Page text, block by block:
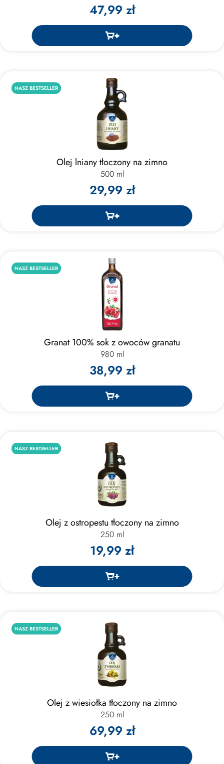
47,99 zł
NASZ BESTSELLER
Olej lniany tłoczony na zimno
500 ml
29,99 zł
NASZ BESTSELLER
Granat 100% sok z owoców granatu
980 ml
38,99 zł
NASZ BESTSELLER
Olej z ostropestu tłoczony na zimno
250 ml
19,99 zł
NASZ BESTSELLER
Olej z wiesiołka tłoczony na zimno
250 ml
69,99 zł